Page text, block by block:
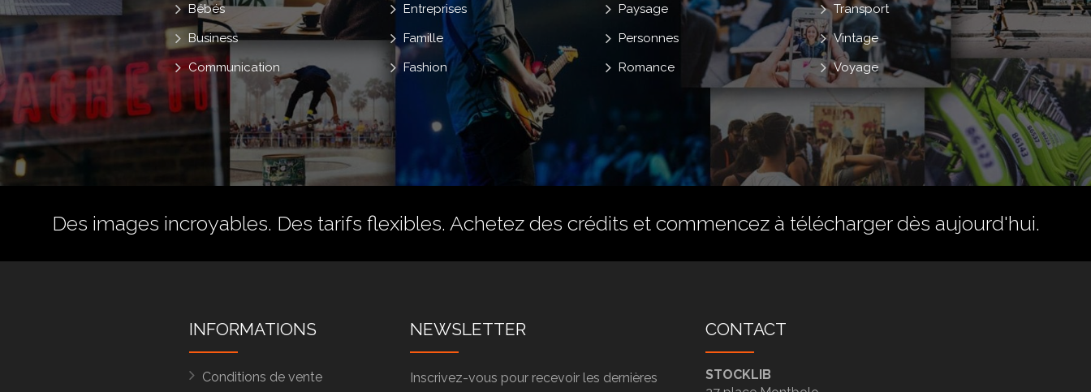
Bébés
Business
Communication
Entreprises
Famille
Fashion
Paysage
Personnes
Romance
Transport
Vintage
Voyage
Des images incroyables. Des tarifs flexibles. Achetez des crédits et commencez à télécharger dès aujourd'hui.
INFORMATIONS
Conditions de vente
NEWSLETTER
Inscrivez-vous pour recevoir les dernières
CONTACT
STOCKLIB